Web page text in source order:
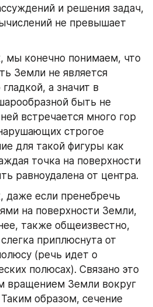
и решения задач,
не превышает
мы конечно понимаем, что
Земли не является
а значит в
быть не
встречается много гор
строгое
для такой фигуры как
точка на поверхности
равноудалена от центра.
даже если пренебречь
на поверхности Земли,
также общеизвестно,
приплюснута от
(речь идет о
полюсах). Связано это
вращением Земли вокруг
образом, сечение